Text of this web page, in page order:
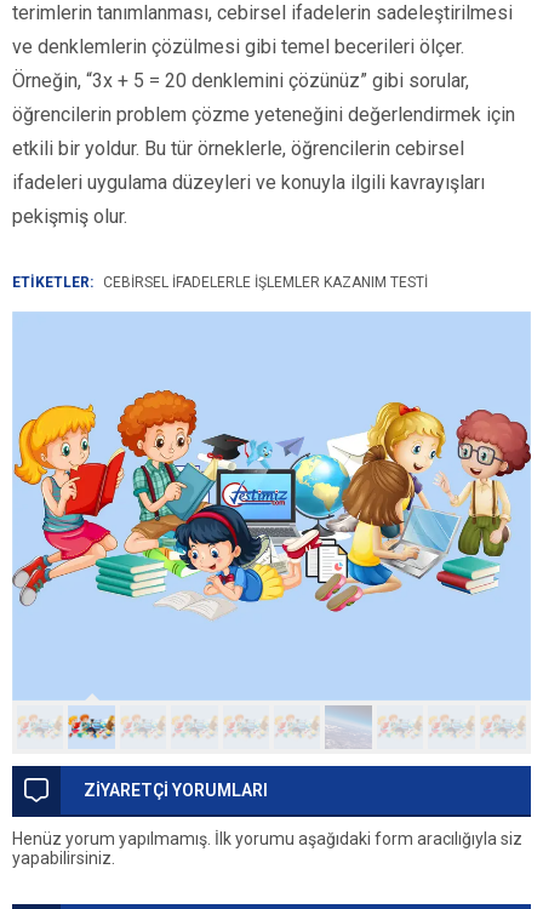
terimlerin tanımlanması, cebirsel ifadelerin sadeleştirilmesi
ve denklemlerin çözülmesi gibi temel becerileri ölçer.
Örneğin, “3x + 5 = 20 denklemini çözünüz” gibi sorular,
öğrencilerin problem çözme yeteneğini değerlendirmek için
etkili bir yoldur. Bu tür örneklerle, öğrencilerin cebirsel
ifadeleri uygulama düzeyleri ve konuyla ilgili kavrayışları
pekişmiş olur.
ETİKETLER: CEBIRSEL İFADELERLE İŞLEMLER KAZANIM TESTI
ZİYARETÇİ YORUMLARI
Henüz yorum yapılmamış. İlk yorumu aşağıdaki form aracılığıyla siz
yapabilirsiniz.